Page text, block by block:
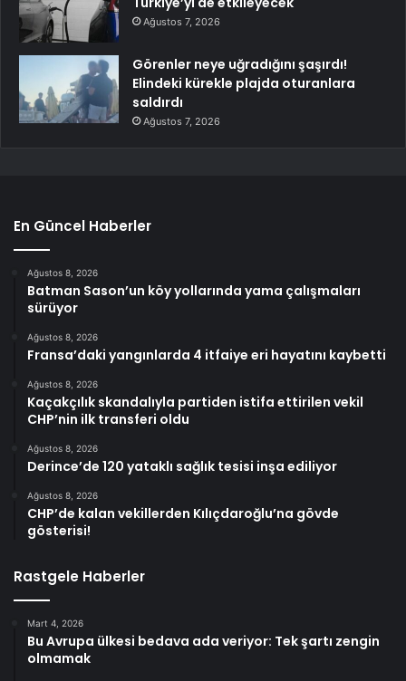
Ağustos 7, 2026
Görenler neye uğradığını şaşırdı!
Elindeki kürekle plajda oturanlara
saldırdı
Ağustos 7, 2026
En Güncel Haberler
Ağustos 8, 2026
Batman Sason’un köy yollarında yama çalışmaları
sürüyor
Ağustos 8, 2026
Fransa’daki yangınlarda 4 itfaiye eri hayatını kaybetti
Ağustos 8, 2026
Kaçakçılık skandalıyla partiden istifa ettirilen vekil
CHP’nin ilk transferi oldu
Ağustos 8, 2026
Derince’de 120 yataklı sağlık tesisi inşa ediliyor
Ağustos 8, 2026
CHP’de kalan vekillerden Kılıçdaroğlu’na gövde
gösterisi!
Rastgele Haberler
Mart 4, 2026
Bu Avrupa ülkesi bedava ada veriyor: Tek şartı zengin
olmamak